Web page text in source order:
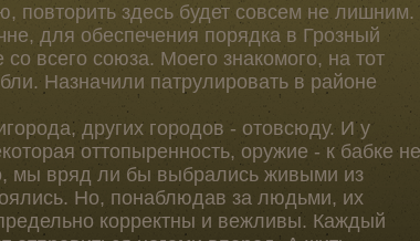
повторить здесь будет совсем не лишним.
для обеспечения порядка в Грозный
всего союза. Моего знакомого, на тот
Назначили патрулировать в районе
других городов - отовсюду. И у
оттопыренность, оружие - к бабке не
мы вряд ли бы выбрались живыми из
Но, понаблюдав за людьми, их
корректны и вежливы. Каждый